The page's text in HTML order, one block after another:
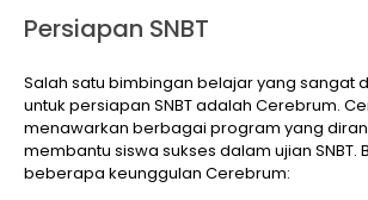
Persiapan SNBT
Salah satu bimbingan belajar yang sangat
untuk persiapan SNBT adalah Cerebrum.
menawarkan berbagai program yang
membantu siswa sukses dalam ujian SNBT.
beberapa keunggulan Cerebrum: